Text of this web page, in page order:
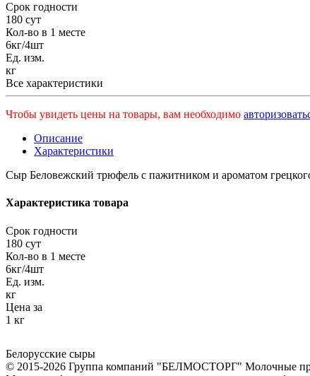
Срок годности
180 сут
Кол-во в 1 месте
6кг/4шт
Ед. изм.
кг
Все характеристики
Чтобы увидеть цены на товары, вам необходимо
Описание
Характеристики
Сыр Беловежский трюфель с пажитником и ароматом
Характеристика товара
Срок годности
180 сут
Кол-во в 1 месте
6кг/4шт
Ед. изм.
кг
Цена за
1 кг
Белорусские сыры
© 2015-2026 Группа компаний "БЕЛМОСТОРГ" Молочные